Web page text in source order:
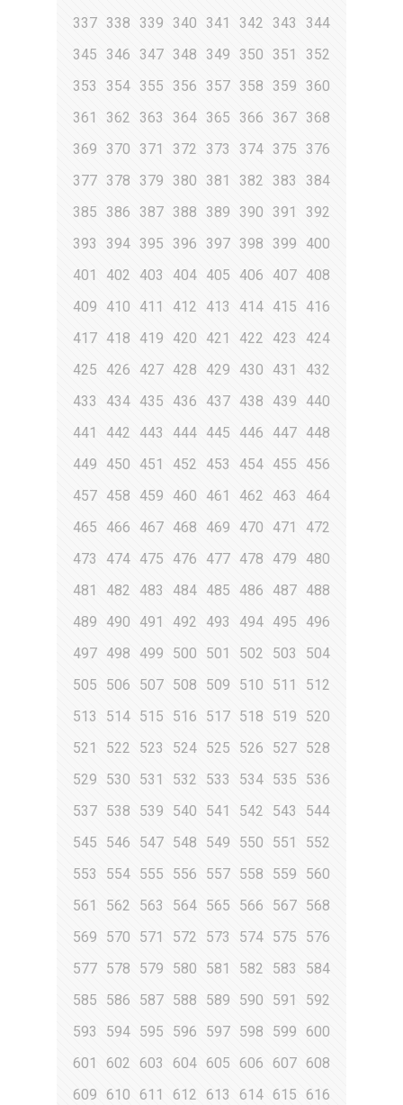
337 338 339 340 341 342 343
344
345
346 347 348 349 350 351
352
353
354 355 356 357 358 359 360
361
362 363 364 365 366 367 368
369
370 371 372 373 374 375 376
377 378 379 380 381 382 383
384
385
386 387 388 389 390 391
392
393
394 395 396 397 398 399
400
401
402 403 404 405 406 407 408
409
410 411 412 413 414 415
416
417 418 419 420 421 422 423
424
425
426 427 428 429 430 431
432
433
434 435 436 437 438 439
440
441
442 443 444 445 446 447 448
449
450 451 452 453 454 455
456
457 458 459 460 461 462 463
464
465
466 467 468 469 470 471
472
473
474 475 476 477 478 479
480
481
482 483 484 485 486 487 488
489
490 491 492 493 494 495
496
497 498 499 500 501 502 503
504
505
506 507 508 509 510 511
512
513
514 515 516 517 518 519
520
521
522 523 524 525 526 527 528
529
530 531 532 533 534 535
536
537 538 539 540 541 542 543
544
545
546 547 548 549 550 551
552
553
554 555 556 557 558 559
560
561
562 563 564 565 566 567 568
569
570 571 572 573 574 575
576
577 578 579 580 581 582 583
584
585
586 587 588 589 590 591
592
593
594 595 596 597 598 599
600
601
602 603 604 605 606 607 608
609
610 611 612 613 614 615
616